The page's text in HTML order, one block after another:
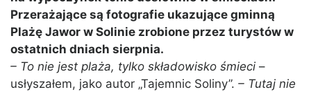
Przerażające są fotografie ukazujące gminną
Plażę Jawor w Solinie zrobione przez turystów w
ostatnich dniach sierpnia.
– To nie jest plaża, tylko składowisko śmieci –
usłyszałem, jako autor „Tajemnic Soliny”. – Tutaj nie